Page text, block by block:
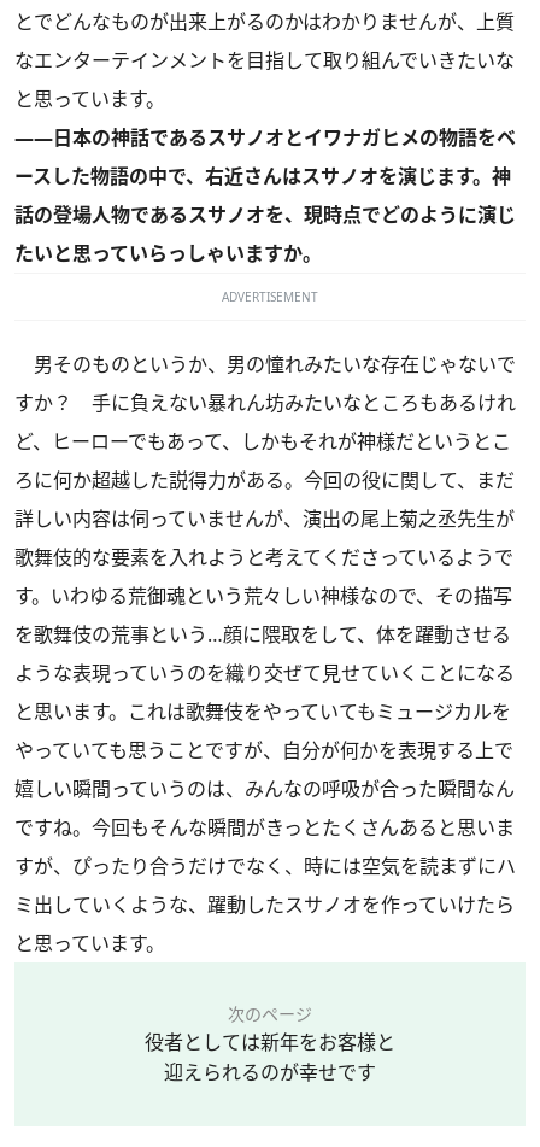
とでどんなものが出来上がるのかはわかりませんが、上質
なエンターテインメントを目指して取り組んでいきたいな
と思っています。
――日本の神話であるスサノオとイワナガヒメの物語をベ
ースした物語の中で、右近さんはスサノオを演じます。神
話の登場人物であるスサノオを、現時点でどのように演じ
たいと思っていらっしゃいますか。
ADVERTISEMENT
男そのものというか、男の憧れみたいな存在じゃないで
すか？ 手に負えない暴れん坊みたいなところもあるけれ
ど、ヒーローでもあって、しかもそれが神様だというとこ
ろに何か超越した説得力がある。今回の役に関して、まだ
詳しい内容は伺っていませんが、演出の尾上菊之丞先生が
歌舞伎的な要素を入れようと考えてくださっているようで
す。いわゆる荒御魂という荒々しい神様なので、その描写
を歌舞伎の荒事という…顔に隈取をして、体を躍動させる
ような表現っていうのを織り交ぜて見せていくことになる
と思います。これは歌舞伎をやっていてもミュージカルを
やっていても思うことですが、自分が何かを表現する上で
嬉しい瞬間っていうのは、みんなの呼吸が合った瞬間なん
ですね。今回もそんな瞬間がきっとたくさんあると思いま
すが、ぴったり合うだけでなく、時には空気を読まずにハ
ミ出していくような、躍動したスサノオを作っていけたら
と思っています。
次のページ
役者としては新年をお客様と
迎えられるのが幸せです